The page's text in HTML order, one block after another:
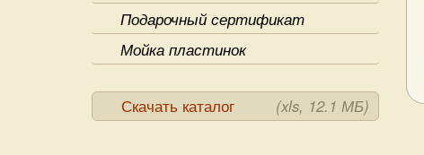
Подарочный сертификат
Мойка пластинок
Скачать каталог (xls, 12.1 МБ)